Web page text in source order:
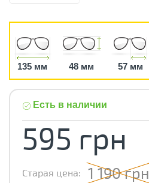
135 мм 48 мм 57 мм
Есть в наличии
595 грн
Старая цена: 1 190 грн